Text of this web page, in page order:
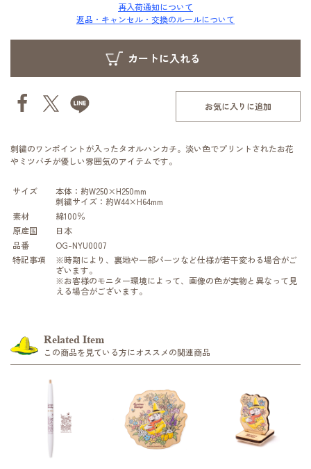
再入荷通知について
返品・キャンセル・交換のルールについて
お気に入りに追加
刺繍のワンポイントが入ったタオルハンカチ。淡い色でプリントされたお花
やミツバチが優しい雰囲気のアイテムです。
サイズ
本体：約W250×H250mm
刺繍サイズ：約W44×H64mm
素材
綿100％
原産国
日本
品番
OG-NYU0007
特記事項
※時期により、裏地や一部パーツなど仕様が若干変わる場合がご
ざいます。
※お客様のモニター環境によって、画像の色が実物と異なって見
える場合がございます。
Related Item
この商品を見ている方にオススメの関連商品